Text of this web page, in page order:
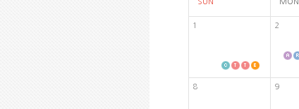
SUN MON
1 2
8 9